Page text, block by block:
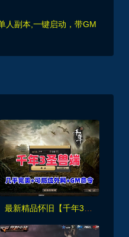
人副本,一键启动，带GM
最新精品怀旧【千年3圣兽端】一键端，几乎完美无BUG+可局域网外网+GM命令+视频教程